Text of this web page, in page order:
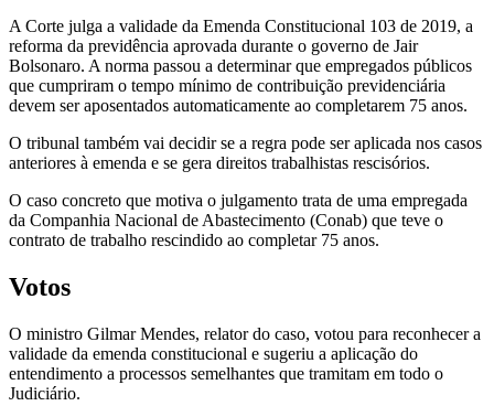
A Corte julga a validade da Emenda Constitucional 103 de 2019, a
reforma da previdência aprovada durante o governo de Jair
Bolsonaro. A norma passou a determinar que empregados públicos
que cumpriram o tempo mínimo de contribuição previdenciária
devem ser aposentados automaticamente ao completarem 75 anos.
O tribunal também vai decidir se a regra pode ser aplicada nos casos
anteriores à emenda e se gera direitos trabalhistas rescisórios.
O caso concreto que motiva o julgamento trata de uma empregada
da Companhia Nacional de Abastecimento (Conab) que teve o
contrato de trabalho rescindido ao completar 75 anos.
Votos
O ministro Gilmar Mendes, relator do caso, votou para reconhecer a
validade da emenda constitucional e sugeriu a aplicação do
entendimento a processos semelhantes que tramitam em todo o
Judiciário.